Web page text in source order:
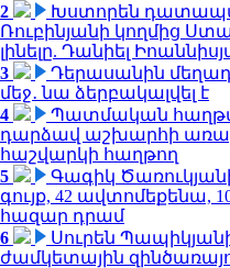
2
Խստորեն
Ռուբինյանի կողմից
լինելը. Դանիել
3
Դերասանին
մեջ․ նա ձերբակալվել է
4
Պատմական
դարձավ աշխարհի
հաշվարկի հաղթող
5
Գագիկ
գույք, 42 ավտոմեքենա,
հազար դրամ
6
Սուրեն
ժամկետային